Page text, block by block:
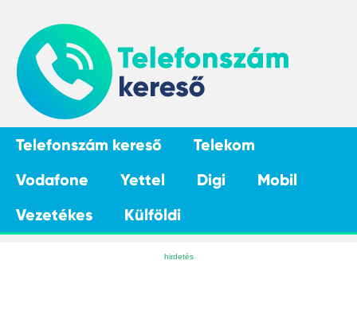
Telefonszám kereső
Telekom
Vodafone
Yettel Digi
Mobil
Vezetékes
Külföldi